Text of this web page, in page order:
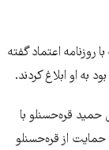
اعتماد گفته
به او ابلاغ کردند.
حمید قره‌حسنلو با
از قره‌حسنلو